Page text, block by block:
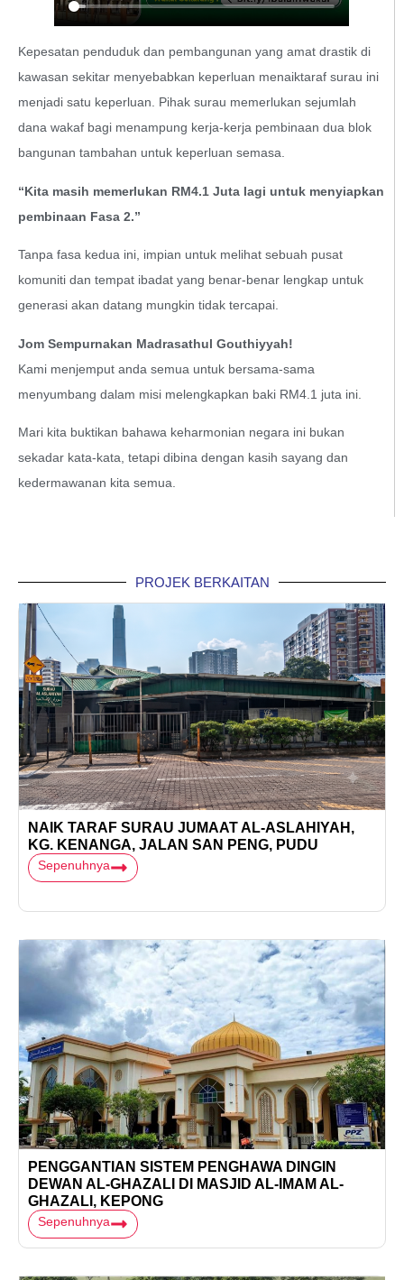
Kepesatan penduduk dan pembangunan yang amat drastik di
kawasan sekitar menyebabkan keperluan menaiktaraf surau ini
menjadi satu keperluan. Pihak surau memerlukan sejumlah
dana wakaf bagi menampung kerja-kerja pembinaan dua blok
bangunan tambahan untuk keperluan semasa.
“Kita masih memerlukan RM4.1 Juta lagi untuk menyiapkan
pembinaan Fasa 2.”
Tanpa fasa kedua ini, impian untuk melihat sebuah pusat
komuniti dan tempat ibadat yang benar-benar lengkap untuk
generasi akan datang mungkin tidak tercapai.
Jom Sempurnakan Madrasathul Gouthiyyah!
Kami menjemput anda semua untuk bersama-sama
menyumbang dalam misi melengkapkan baki RM4.1 juta ini.
Mari kita buktikan bahawa keharmonian negara ini bukan
sekadar kata-kata, tetapi dibina dengan kasih sayang dan
kedermawanan kita semua.
PROJEK BERKAITAN
NAIK TARAF SURAU JUMAAT AL-ASLAHIYAH,
KG. KENANGA, JALAN SAN PENG, PUDU
Sepenuhnya
PENGGANTIAN SISTEM PENGHAWA DINGIN
DEWAN AL-GHAZALI DI MASJID AL-IMAM AL-
GHAZALI, KEPONG
Sepenuhnya